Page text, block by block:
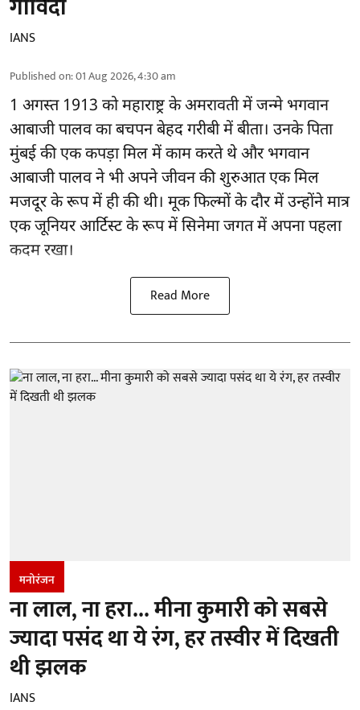
गोविंदा
IANS
Published on:01 Aug 2026, 4:30 am
1 अगस्त 1913 को महाराष्ट्र के अमरावती में जन्मे भगवान
आबाजी पालव का बचपन बेहद गरीबी में बीता। उनके पिता
मुंबई की एक कपड़ा मिल में काम करते थे और भगवान
आबाजी पालव ने भी अपने जीवन की शुरुआत एक मिल
मजदूर के रूप में ही की थी। मूक फिल्मों के दौर में उन्होंने मात्र
एक जूनियर आर्टिस्ट के रूप में सिनेमा जगत में अपना पहला
कदम रखा।
Read More
मनोरंजन
ना लाल, ना हरा... मीना कुमारी को सबसे
ज्यादा पसंद था ये रंग, हर तस्वीर में दिखती
थी झलक
IANS